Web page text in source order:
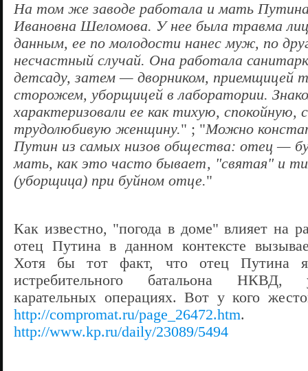
На том же заводе работала и мать
Ивановна Шеломова. У нее была травма
данным, ее по молодости нанес муж, по
несчастный случай. Она работала
детсаду, затем — дворником, приемщицей
сторожем, уборщицей в лаборатории.
характеризовали ее как тихую, спокойную,
трудолюбивую женщину." ; "Можно
Путин из самых низов общества: отец —
мать, как это часто бывает, "святая" и
(уборщица) при буйном отце."
Как известно, "погода в доме" влияет на
отец Путина в данном контексте
Хотя бы тот факт, что отец Путина
истребительного батальона НКВД,
карательных операциях. Вот у кого
http://compromat.ru/page_26472.htm.
http://www.kp.ru/daily/23089/5494